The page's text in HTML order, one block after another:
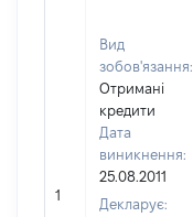
1
Вид
зобов'язання:
Отримані
кредити
Дата
виникнення:
25.08.2011
Декларує: